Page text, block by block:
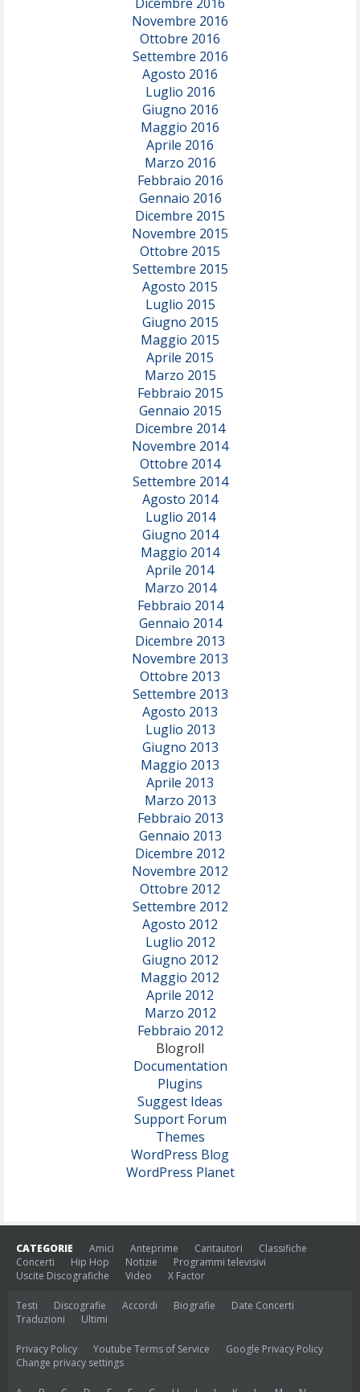
Novembre 2016
Ottobre 2016
Settembre 2016
Agosto 2016
Luglio 2016
Giugno 2016
Maggio 2016
Aprile 2016
Marzo 2016
Febbraio 2016
Gennaio 2016
Dicembre 2015
Novembre 2015
Ottobre 2015
Settembre 2015
Agosto 2015
Luglio 2015
Giugno 2015
Maggio 2015
Aprile 2015
Marzo 2015
Febbraio 2015
Gennaio 2015
Dicembre 2014
Novembre 2014
Ottobre 2014
Settembre 2014
Agosto 2014
Luglio 2014
Giugno 2014
Maggio 2014
Aprile 2014
Marzo 2014
Febbraio 2014
Gennaio 2014
Dicembre 2013
Novembre 2013
Ottobre 2013
Settembre 2013
Agosto 2013
Luglio 2013
Giugno 2013
Maggio 2013
Aprile 2013
Marzo 2013
Febbraio 2013
Gennaio 2013
Dicembre 2012
Novembre 2012
Ottobre 2012
Settembre 2012
Agosto 2012
Luglio 2012
Giugno 2012
Maggio 2012
Aprile 2012
Marzo 2012
Febbraio 2012
Blogroll
Documentation
Plugins
Suggest Ideas
Support Forum
Themes
WordPress Blog
WordPress Planet
CATEGORIE Amici Anteprime Cantautori
Classifiche
Concerti
Hip Hop Notizie
Programmi televisivi
Uscite Discografiche
Video X Factor
Testi Discografie Accordi Biografie
Date Concerti
Traduzioni
Ultimi
Privacy Policy Youtube Terms of Service
Google Privacy Policy
Change privacy settings